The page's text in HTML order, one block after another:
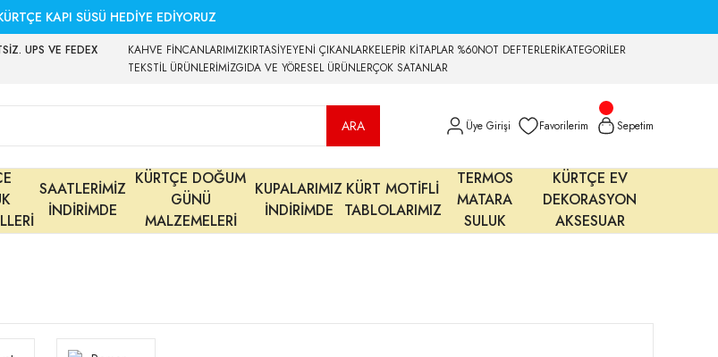
KAPI SÜSÜ HEDİYE EDİYORUZ
UPS VE FEDEX
KAHVE FİNCANLARIMIZKIRTASİYEYENİ ÇIKANLARKELEPİR KİTAPLAR %60NOT DEFTERLERİKATEGORİLER
TEKSTİL ÜRÜNLERİMİZGIDA VE YÖRESEL ÜRÜNLERÇOK SATANLAR
ARA Üye Girişi Favorilerim Sepetim
SAATLERİMİZ
İNDİRİMDE
KÜRTÇE DOĞUM
GÜNÜ
MALZEMELERİ
KUPALARIMIZ
İNDİRİMDE
KÜRT MOTİFLİ
TABLOLARIMIZ
TERMOS
MATARA
SULUK
KÜRTÇE EV
DEKORASYON
AKSESUAR